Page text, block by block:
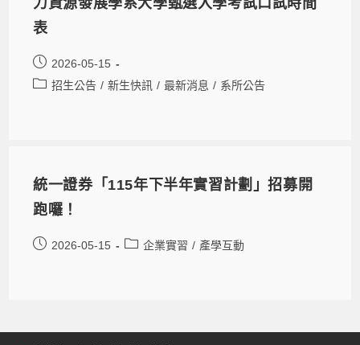
力資源發展學系大學甄選入學考試口試時間
表
2026-05-15
招生公告 / 新生快訊 / 最新消息 / 系所公告
統一證券「115年下半年實習計劃」招募開
跑囉！
2026-05-15 企業實習 / 產學互動